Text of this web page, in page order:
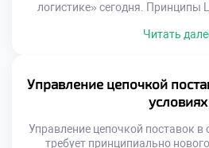
логистике» сегодня. Принципы
подходы учат видеть потери
специалист обязан владеть
совершенствования. Концепция
заменяет устаревшие
Читать
Управление цепочкой
условиях
Управление цепочкой поставок
требует принципиально